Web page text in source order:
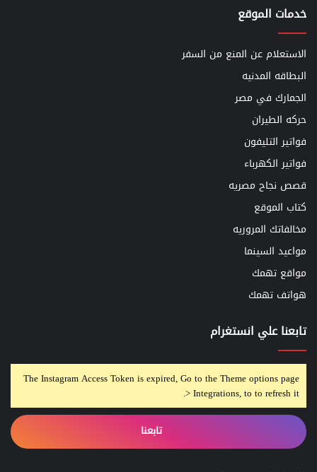
خدمات الموقع
الاستعلام عن المنع من السفر
البطاقه المدنيه
الجمارك في مصر
حركه الطيران
فواتير التليفون
فواتير الكهرباء
قصص نجاح مصريه
كتاب الموقع
مخالفاتك المروريه
مواعيد السينما
مواقع تهمك
هواتف تهمك
تابعنا علي انستغرام
The Instagram Access Token is expired, Go to the Theme options page
> Integrations, to to refresh it.
تابعنا